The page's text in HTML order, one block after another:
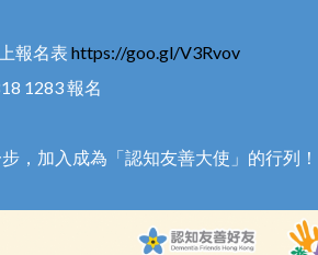
報名表 https://goo.gl/V3Rvov
報名
，加入成為「認知友善大使」的行列！